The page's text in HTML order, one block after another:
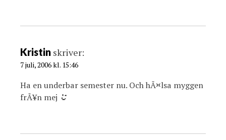
Kristin skriver:
7 juli, 2006 kl. 15:46
Ha en underbar semester nu. Och hÃ¤lsa myggen
frÃ¥n mej